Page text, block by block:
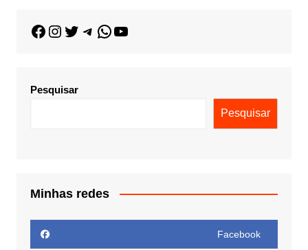
Pesquisar
Pesquisar
Minhas redes
Facebook